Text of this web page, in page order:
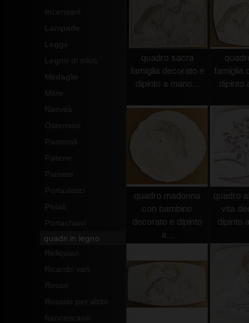
Leggii
Legno di olivo
Medaglie
Mitrie
Natività
Ostensori
Pastorali
Patene
Pianete
Portaviatici
Piviali
Portachiavi
quadri in legno
Reliquiari
Ricambi vari
Rosari
Rosario per abito
francescano
quadro sacra
famiglia decorato e
dipinto a mano...
famiglia
dipinto
quadro madonna
con bambino
decorato e dipinto
a...
quadro
vita
dipinto